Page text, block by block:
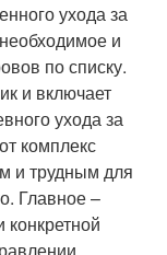
ухода за
и
по списку.
и включает
ухода за
комплекс
и трудным для
Главное –